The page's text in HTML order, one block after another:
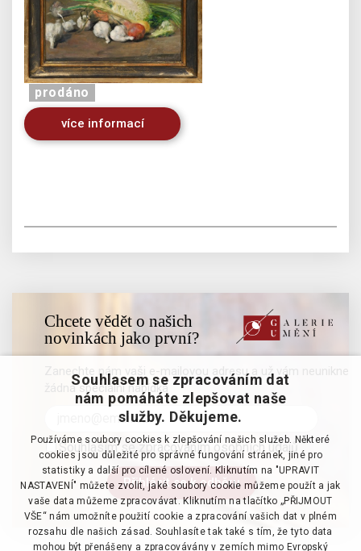
prodáno
více informací
Chcete vědět o našich
novinkách jako první?
Zanechte nám vaši e-mailovou adresu a už vám neunikne
žádná speciální nabídka
Souhlasím se zpracováním osobních údajů
Souhlasem se zpracováním dat
nám pomáháte zlepšovat naše
služby. Děkujeme.
Používáme soubory cookies k zlepšování našich služeb. Některé
cookies jsou důležité pro správné fungování stránek, jiné pro
statistiky a další pro cílené oslovení. Kliknutím na "UPRAVIT
NASTAVENÍ" můžete zvolit, jaké soubory cookie můžeme použít a jak
vaše data můžeme zpracovávat. Kliknutím na tlačítko „PŘIJMOUT
VŠE“ nám umožníte použití cookie a zpracování vašich dat v plném
rozsahu dle našich zásad. Souhlasíte tak také s tím, že tyto data
mohou být přenášeny a zpracovávány v zemích mimo Evropský